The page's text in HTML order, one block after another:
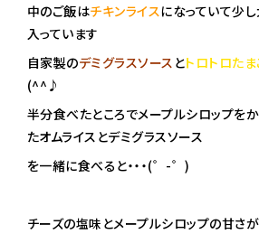
中のご飯はチキンライスになっていて少
入っています
自家製のデミグラスソース とトロトロた
(^^♪
半分食べたところでメープルシロップを
たオムライスとデミグラスソース
を一緒に食べると・・・(゜-゜)
チーズの塩味とメープルシロップの甘さ